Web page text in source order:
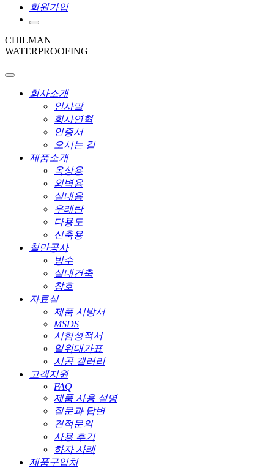
회원가입
CHILMAN
WATERPROOFING
회사소개
인사말
회사연혁
인증서
오시는 길
제품소개
옥상용
외벽용
실내용
우레탄
다용도
신축용
칠만공사
방수
실내건축
창호
자료실
제품 시방서
MSDS
시험성적서
일위대가표
시공 갤러리
고객지원
FAQ
제품 사용 설명
질문과 답변
견적문의
사용 후기
하자 사례
제품구입처